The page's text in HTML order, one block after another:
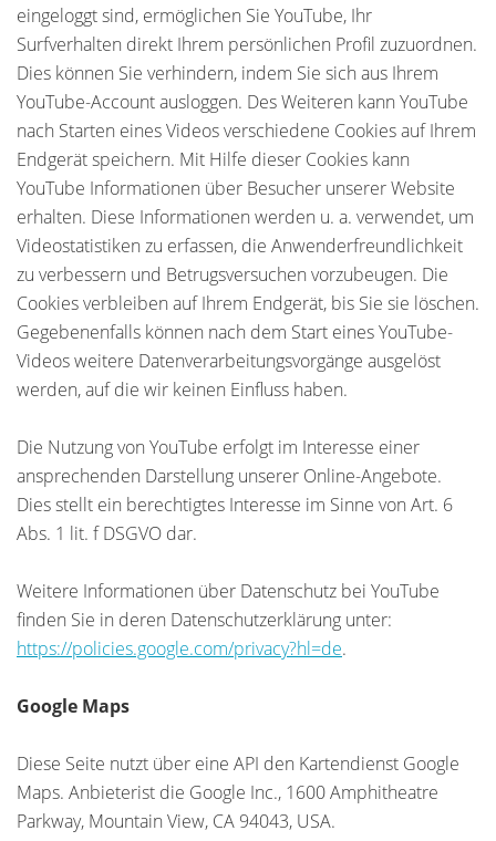
eingeloggt sind, ermöglichen Sie YouTube, Ihr
Surfverhalten direkt Ihrem persönlichen Profil zuzuordnen.
Dies können Sie verhindern, indem Sie sich aus Ihrem
YouTube-Account ausloggen. Des Weiteren kann YouTube
nach Starten eines Videos verschiedene Cookies auf Ihrem
Endgerät speichern. Mit Hilfe dieser Cookies kann
YouTube Informationen über Besucher unserer Website
erhalten. Diese Informationen werden u. a. verwendet, um
Videostatistiken zu erfassen, die Anwenderfreundlichkeit
zu verbessern und Betrugsversuchen vorzubeugen. Die
Cookies verbleiben auf Ihrem Endgerät, bis Sie sie löschen.
Gegebenenfalls können nach dem Start eines YouTube-
Videos weitere Datenverarbeitungsvorgänge ausgelöst
werden, auf die wir keinen Einfluss haben.
Die Nutzung von YouTube erfolgt im Interesse einer
ansprechenden Darstellung unserer Online-Angebote.
Dies stellt ein berechtigtes Interesse im Sinne von Art. 6
Abs. 1 lit. f DSGVO dar.
Weitere Informationen über Datenschutz bei YouTube
finden Sie in deren Datenschutzerklärung unter:
https://policies.google.com/privacy?hl=de.
Google Maps
Diese Seite nutzt über eine API den Kartendienst Google
Maps. Anbieterist die Google Inc., 1600 Amphitheatre
Parkway, Mountain View, CA 94043, USA.